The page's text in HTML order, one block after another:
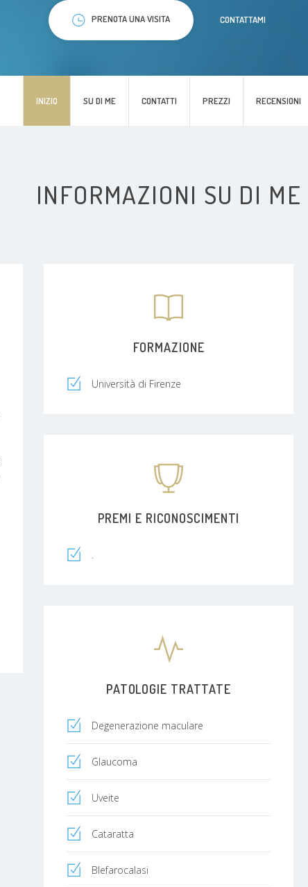
INIZIO SU DI ME CONTATTI PREZZI RECENSIONI
PRENOTA UNA VISITA CONTATTAMI
INFORMAZIONI SU DI ME
FORMAZIONE
Università di Firenze
PREMI E RICONOSCIMENTI
.
PATOLOGIE TRATTATE
Degenerazione maculare
Glaucoma
Uveite
Cataratta
Blefarocalasi